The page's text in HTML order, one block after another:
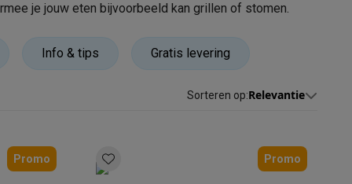
Koffiezetapparaten Koffie, capsules & pads
je jouw eten bijvoorbeeld kan grillen of stomen.
Info & tips Gratis levering
Sorteren op:Relevantie
Promo Promo